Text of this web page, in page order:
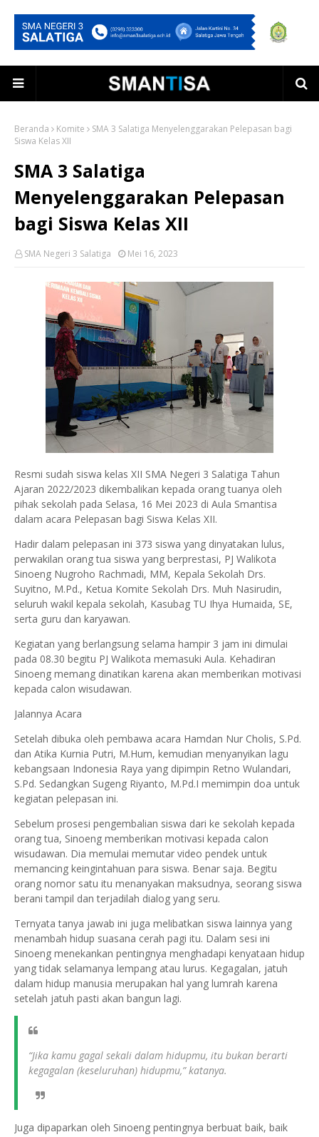
Beranda Komite
SMA 3 Salatiga Menyelenggarakan Pelepasan bagi
Siswa Kelas XII
SMA 3 Salatiga
Menyelenggarakan Pelepasan
bagi Siswa Kelas XII
SMA Negeri 3 Salatiga Mei 16, 2023
Resmi sudah siswa kelas XII SMA Negeri 3 Salatiga Tahun
Ajaran 2022/2023 dikembalikan kepada orang tuanya oleh
pihak sekolah pada Selasa, 16 Mei 2023 di Aula Smantisa
dalam acara Pelepasan bagi Siswa Kelas XII.
Hadir dalam pelepasan ini 373 siswa yang dinyatakan lulus,
perwakilan orang tua siswa yang berprestasi, PJ Walikota
Sinoeng Nugroho Rachmadi, MM, Kepala Sekolah Drs.
Suyitno, M.Pd., Ketua Komite Sekolah Drs. Muh Nasirudin,
seluruh wakil kepala sekolah, Kasubag TU Ihya Humaida, SE,
serta guru dan karyawan.
Kegiatan yang berlangsung selama hampir 3 jam ini dimulai
pada 08.30 begitu PJ Walikota memasuki Aula. Kehadiran
Sinoeng memang dinatikan karena akan memberikan motivasi
kepada calon wisudawan.
Jalannya Acara
Setelah dibuka oleh pembawa acara Hamdan Nur Cholis, S.Pd.
dan Atika Kurnia Putri, M.Hum, kemudian menyanyikan lagu
kebangsaan Indonesia Raya yang dipimpin Retno Wulandari,
S.Pd. Sedangkan Sugeng Riyanto, M.Pd.I memimpin doa untuk
kegiatan pelepasan ini.
Sebelum prosesi pengembalian siswa dari ke sekolah kepada
orang tua, Sinoeng memberikan motivasi kepada calon
wisudawan. Dia memulai memutar video pendek untuk
memancing keingintahuan para siswa. Benar saja. Begitu
orang nomor satu itu menanyakan maksudnya, seorang siswa
berani tampil dan terjadilah dialog yang seru.
Ternyata tanya jawab ini juga melibatkan siswa lainnya yang
menambah hidup suasana cerah pagi itu. Dalam sesi ini
Sinoeng menekankan pentingnya menghadapi kenyataan hidup
yang tidak selamanya lempang atau lurus. Kegagalan, jatuh
dalam hidup manusia merupakan hal yang lumrah karena
setelah jatuh pasti akan bangun lagi.
“Jika kamu gagal sekali dalam hidupmu, itu bukan berarti
kegagalan (keseluruhan) hidupmu,” katanya.
Juga dipaparkan oleh Sinoeng pentingnya berbuat baik, baik